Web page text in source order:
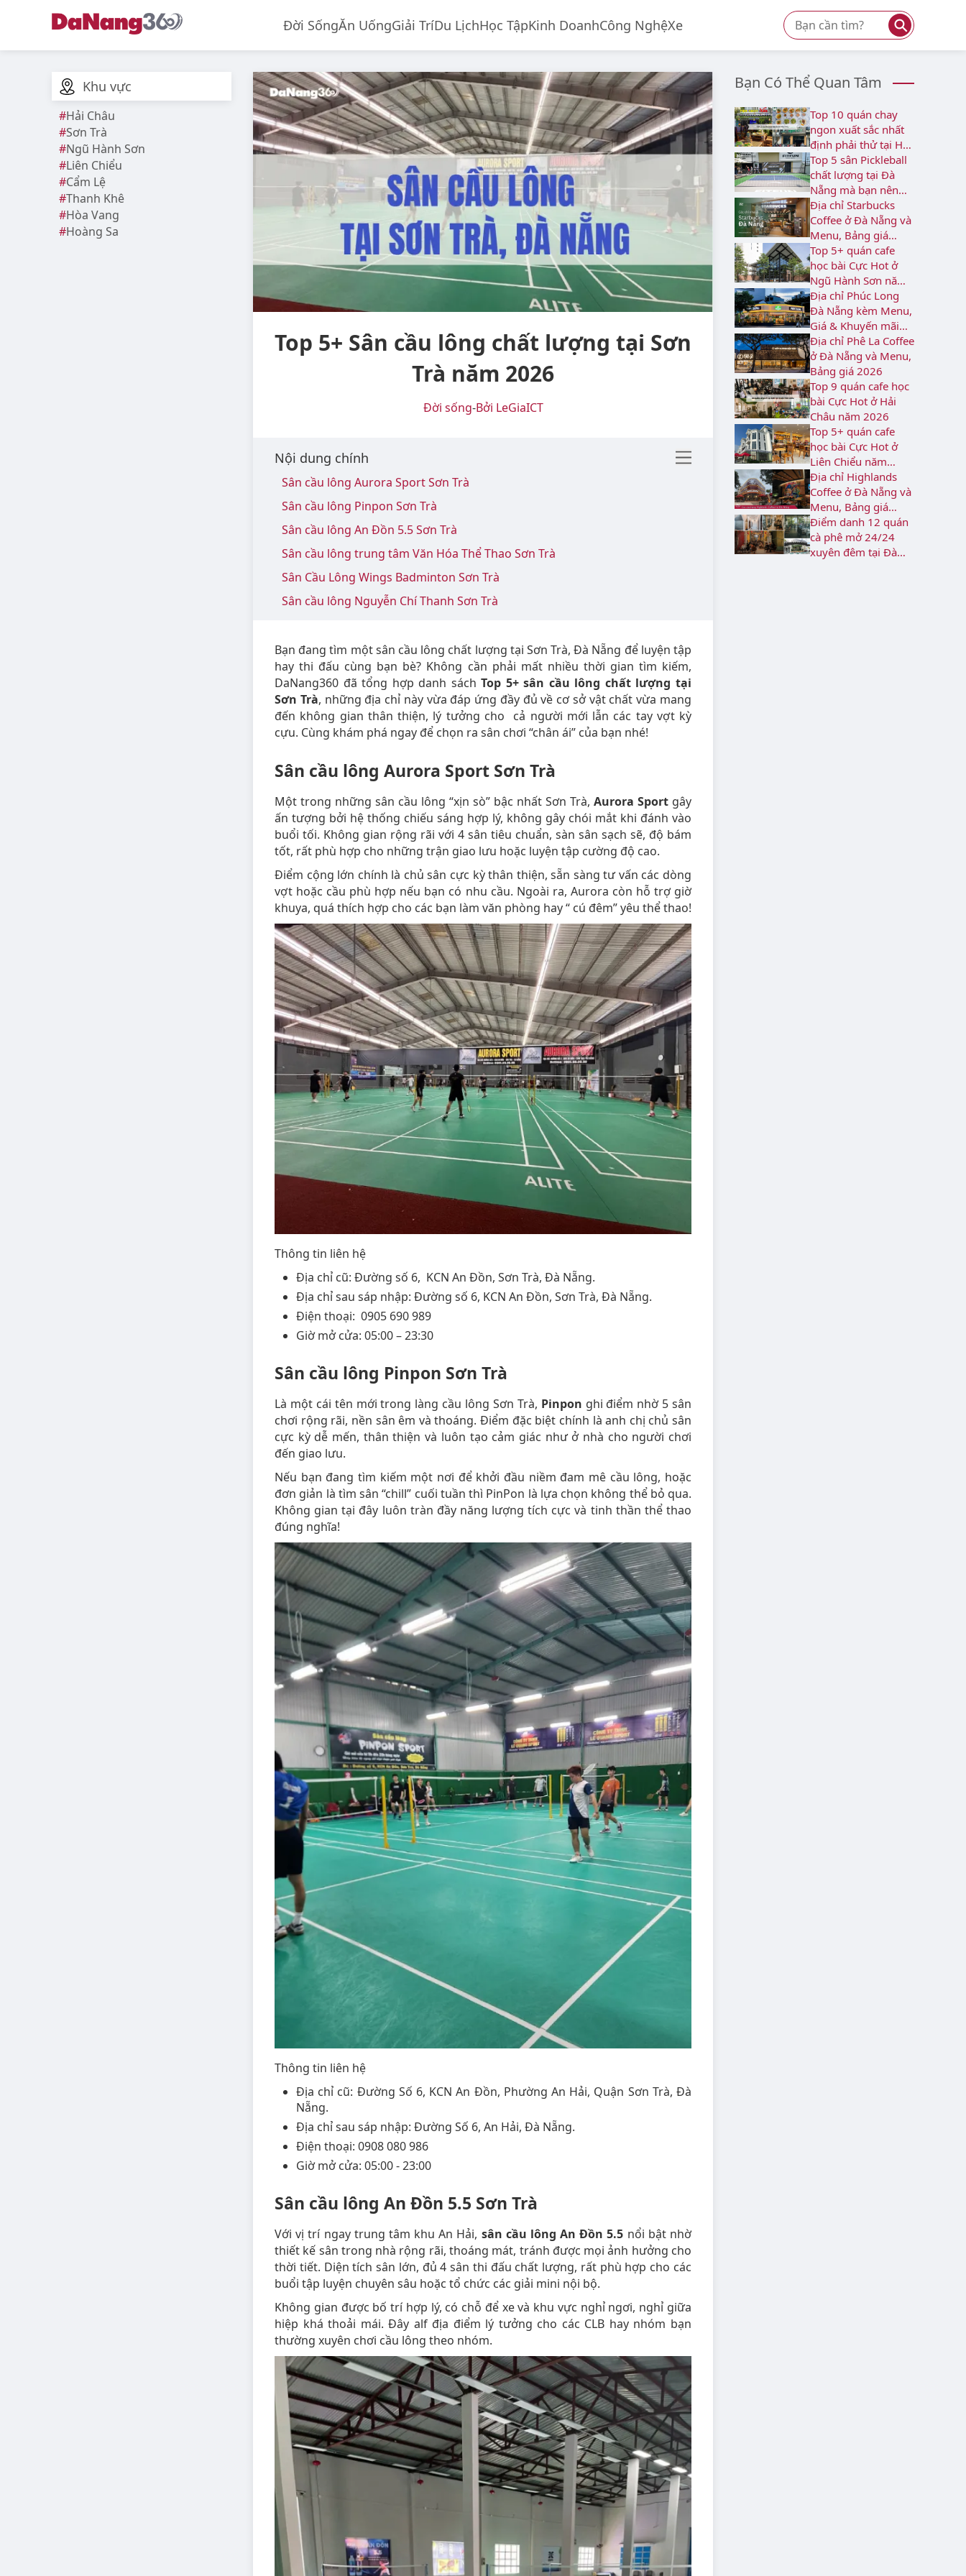
Đời SốngĂn UốngGiải TríDu LịchHọc TậpKinh DoanhCông NghệXe ⚲
Khu vực
Hải Châu
Sơn Trà
Ngũ Hành Sơn
Liên Chiểu
Cẩm Lệ
Thanh Khê
Hòa Vang
Hoàng Sa
Top 5+ Sân cầu lông chất lượng tại Sơn
Trà năm 2026
Đời sống-Bởi LeGiaICT
Nội dung chính
Sân cầu lông Aurora Sport Sơn Trà
Sân cầu lông Pinpon Sơn Trà
Sân cầu lông An Đồn 5.5 Sơn Trà
Sân cầu lông trung tâm Văn Hóa Thể Thao Sơn Trà
Sân Cầu Lông Wings Badminton Sơn Trà
Sân cầu lông Nguyễn Chí Thanh Sơn Trà
Bạn đang tìm một sân cầu lông chất lượng tại Sơn Trà, Đà Nẵng để luyện tập
hay thi đấu cùng bạn bè? Không cần phải mất nhiều thời gian tìm kiếm,
DaNang360 đã tổng hợp danh sách Top 5+ sân cầu lông chất lượng tại
Sơn Trà, những địa chỉ này vừa đáp ứng đầy đủ về cơ sở vật chất vừa mang
đến không gian thân thiện, lý tưởng cho cả người mới lẫn các tay vợt kỳ
cựu. Cùng khám phá ngay để chọn ra sân chơi “chân ái” của bạn nhé!
Sân cầu lông Aurora Sport Sơn Trà
Một trong những sân cầu lông “xịn sò” bậc nhất Sơn Trà, Aurora Sport gây
ấn tượng bởi hệ thống chiếu sáng hợp lý, không gây chói mắt khi đánh vào
buổi tối. Không gian rộng rãi với 4 sân tiêu chuẩn, sàn sân sạch sẽ, độ bám
tốt, rất phù hợp cho những trận giao lưu hoặc luyện tập cường độ cao.
Điểm cộng lớn chính là chủ sân cực kỳ thân thiện, sẵn sàng tư vấn các dòng
vợt hoặc cầu phù hợp nếu bạn có nhu cầu. Ngoài ra, Aurora còn hỗ trợ giờ
khuya, quá thích hợp cho các bạn làm văn phòng hay “ cú đêm” yêu thể thao!
Thông tin liên hệ
Địa chỉ cũ: Đường số 6, KCN An Đồn, Sơn Trà, Đà Nẵng.
Địa chỉ sau sáp nhập: Đường số 6, KCN An Đồn, Sơn Trà, Đà Nẵng.
Điện thoại: 0905 690 989
Giờ mở cửa: 05:00 – 23:30
Sân cầu lông Pinpon Sơn Trà
Là một cái tên mới trong làng cầu lông Sơn Trà, Pinpon ghi điểm nhờ 5 sân
chơi rộng rãi, nền sân êm và thoáng. Điểm đặc biệt chính là anh chị chủ sân
cực kỳ dễ mến, thân thiện và luôn tạo cảm giác như ở nhà cho người chơi
đến giao lưu.
Nếu bạn đang tìm kiếm một nơi để khởi đầu niềm đam mê cầu lông, hoặc
đơn giản là tìm sân “chill” cuối tuần thì PinPon là lựa chọn không thể bỏ qua.
Không gian tại đây luôn tràn đầy năng lượng tích cực và tinh thần thể thao
đúng nghĩa!
Thông tin liên hệ
Địa chỉ cũ: Đường Số 6, KCN An Đồn, Phường An Hải, Quận Sơn Trà, Đà
Nẵng.
Địa chỉ sau sáp nhập: Đường Số 6, An Hải, Đà Nẵng.
Điện thoại: 0908 080 986
Giờ mở cửa: 05:00 - 23:00
Sân cầu lông An Đồn 5.5 Sơn Trà
Với vị trí ngay trung tâm khu An Hải, sân cầu lông An Đồn 5.5 nổi bật nhờ
thiết kế sân trong nhà rộng rãi, thoáng mát, tránh được mọi ảnh hưởng cho
thời tiết. Diện tích sân lớn, đủ 4 sân thi đấu chất lượng, rất phù hợp cho các
buổi tập luyện chuyên sâu hoặc tổ chức các giải mini nội bộ.
Không gian được bố trí hợp lý, có chỗ để xe và khu vực nghỉ ngơi, nghỉ giữa
hiệp khá thoải mái. Đây alf địa điểm lý tưởng cho các CLB hay nhóm bạn
thường xuyên chơi cầu lông theo nhóm.
Bạn Có Thể Quan Tâm
Top 10 quán chay
ngon xuất sắc nhất
định phải thử tại Hải
Châu
Top 5 sân Pickleball
chất lượng tại Đà
Nẵng mà bạn nên
biết
Địa chỉ Starbucks
Coffee ở Đà Nẵng và
Menu, Bảng giá
2026
Top 5+ quán cafe
học bài Cực Hot ở
Ngũ Hành Sơn năm
2026
Địa chỉ Phúc Long
Đà Nẵng kèm Menu,
Giá & Khuyến mãi
2026
Địa chỉ Phê La Coffee
ở Đà Nẵng và Menu,
Bảng giá 2026
Top 9 quán cafe học
bài Cực Hot ở Hải
Châu năm 2026
Top 5+ quán cafe
học bài Cực Hot ở
Liên Chiểu năm
2026
Địa chỉ Highlands
Coffee ở Đà Nẵng và
Menu, Bảng giá
2026
Điểm danh 12 quán
cà phê mở 24/24
xuyên đêm tại Đà